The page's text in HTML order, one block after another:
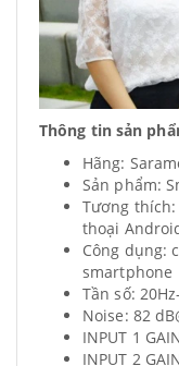
Thông tin sản
Hãng:
Sản phẩm:
Tương
thoại
Công dụng:
smartphone
Tần số:
Noise: 82
INPUT 1
INPUT 2